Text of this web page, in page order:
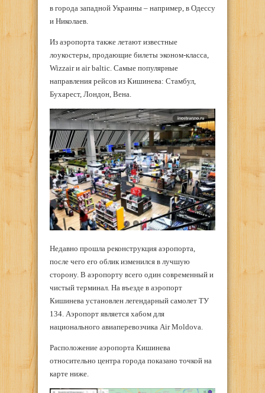
в города западной Украины – например, в Одессу
и Николаев.
Из аэропорта также летают известные
лоукостеры, продающие билеты эконом-класса,
Wizzair и air baltic. Самые популярные
направления рейсов из Кишинева: Стамбул,
Бухарест, Лондон, Вена.
Недавно прошла реконструкция аэропорта,
после чего его облик изменился в лучшую
сторону. В аэропорту всего один современный и
чистый терминал. На въезде в аэропорт
Кишинева установлен легендарный самолет ТУ
134. Аэропорт является хабом для
национального авиаперевозчика Air Moldova.
Расположение аэропорта Кишинева
относительно центра города показано точкой на
карте ниже.